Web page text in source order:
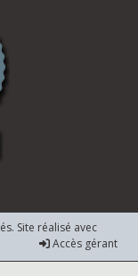
Site réalisé avec
Accès gérant